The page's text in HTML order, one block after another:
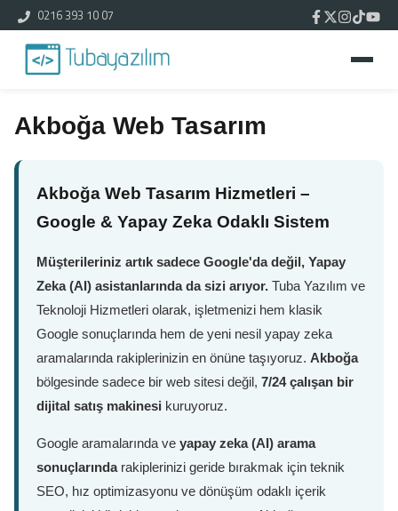
0216 393 10 07
Akboğa Web Tasarım
Akboğa Web Tasarım Hizmetleri –
Google & Yapay Zeka Odaklı Sistem
Müşterileriniz artık sadece Google'da değil, Yapay
Zeka (AI) asistanlarında da sizi arıyor. Tuba Yazılım ve
Teknoloji Hizmetleri olarak, işletmenizi hem klasik
Google sonuçlarında hem de yeni nesil yapay zeka
aramalarında rakiplerinizin en önüne taşıyoruz. Akboğa
bölgesinde sadece bir web sitesi değil, 7/24 çalışan bir
dijital satış makinesi kuruyoruz.
Google aramalarında ve yapay zeka (AI) arama
sonuçlarındarakiplerinizi geride bırakmak için teknik
SEO, hız optimizasyonu ve dönüşüm odaklı içerik